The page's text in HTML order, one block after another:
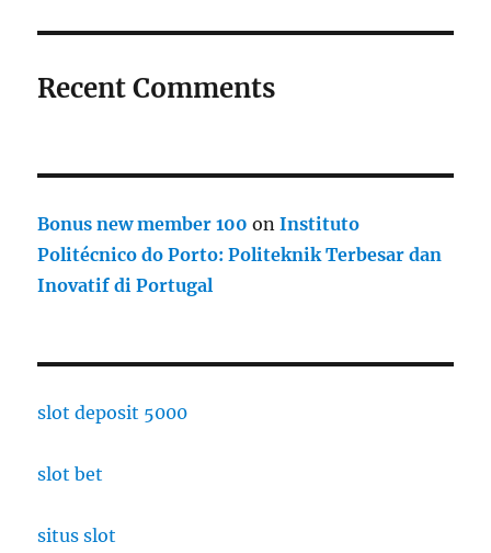
Recent Comments
Bonus new member 100 onInstituto
Politécnico do Porto: Politeknik Terbesar dan
Inovatif di Portugal
slot deposit 5000
slot bet
situs slot